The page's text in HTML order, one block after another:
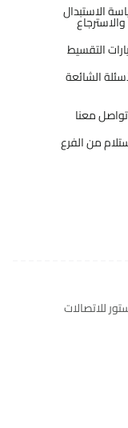
الاستبدال
والاسترجاع
التقسيط
الشائعة
تواصل معنا
من الفرع
للاتصالات